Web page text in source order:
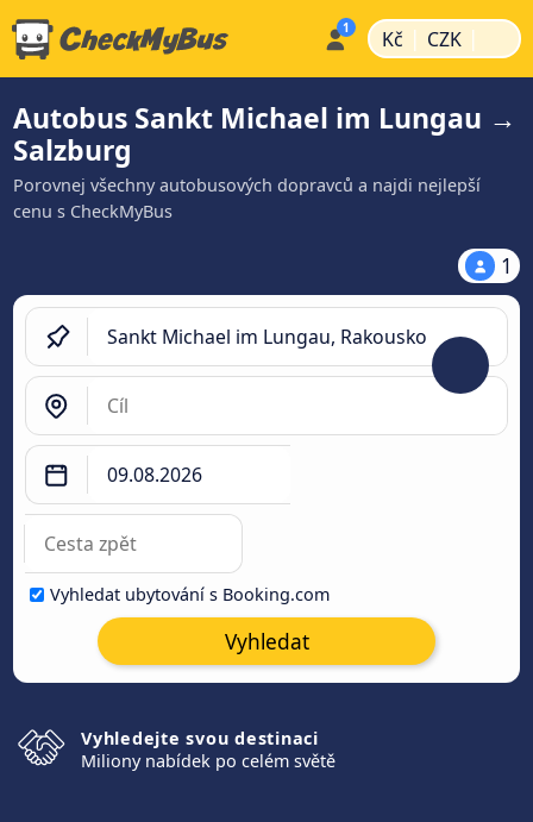
Kč | CZK |
Autobus Sankt Michael im Lungau →
Salzburg
Porovnej všechny autobusových dopravců a najdi nejlepší
cenu s CheckMyBus
1
Vyhledat ubytování s Booking.com
Vyhledat
Vyhledejte svou destinaci
Miliony nabídek po celém světě